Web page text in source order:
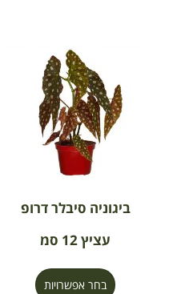
ביגוניה סיבלר דרופ
עציץ 12 סמ
בחר אפשרויות